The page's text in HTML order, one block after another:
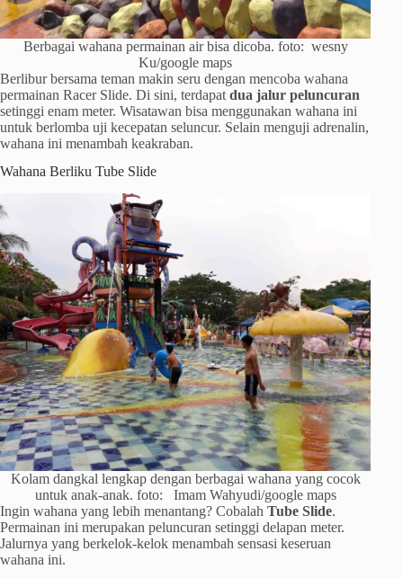
Berbagai wahana permainan air bisa dicoba. foto: wesny
Ku/google maps
Berlibur bersama teman makin seru dengan mencoba wahana
permainan Racer Slide. Di sini, terdapat dua jalur peluncuran
setinggi enam meter. Wisatawan bisa menggunakan wahana ini
untuk berlomba uji kecepatan seluncur. Selain menguji adrenalin,
wahana ini menambah keakraban.
Wahana Berliku Tube Slide
Kolam dangkal lengkap dengan berbagai wahana yang cocok
untuk anak-anak. foto: Imam Wahyudi/google maps
Ingin wahana yang lebih menantang? Cobalah Tube Slide.
Permainan ini merupakan peluncuran setinggi delapan meter.
Jalurnya yang berkelok-kelok menambah sensasi keseruan
wahana ini.